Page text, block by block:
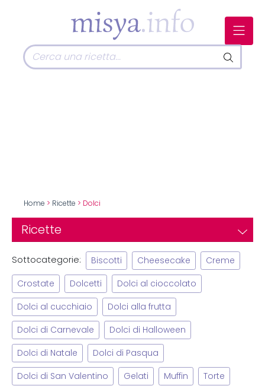
Home > Ricette > Dolci
Ricette
Sottocategorie: Biscotti Cheesecake Creme
Crostate Dolcetti Dolci al cioccolato
Dolci al cucchiaio Dolci alla frutta
Dolci di Carnevale Dolci di Halloween
Dolci di Natale Dolci di Pasqua
Dolci di San Valentino Gelati Muffin Torte